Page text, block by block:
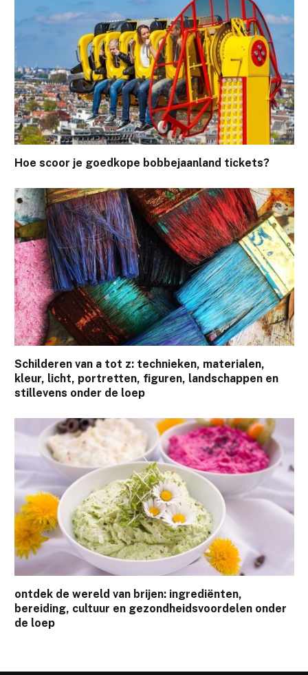
Hoe scoor je goedkope bobbejaanland tickets?
Schilderen van a tot z: technieken, materialen,
kleur, licht, portretten, figuren, landschappen en
stillevens onder de loep
ontdek de wereld van brijen: ingrediënten,
bereiding, cultuur en gezondheidsvoordelen onder
de loep